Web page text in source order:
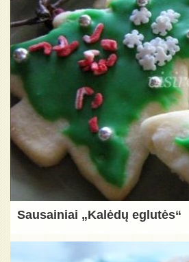
Sausainiai „Kalėdų eglutės“